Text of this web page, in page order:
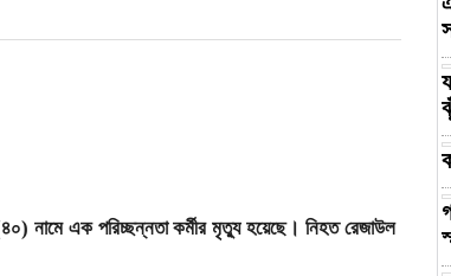
নামে এক পরিচ্ছন্নতা কর্মীর মৃত্যু হয়েছে। নিহত রেজাউল